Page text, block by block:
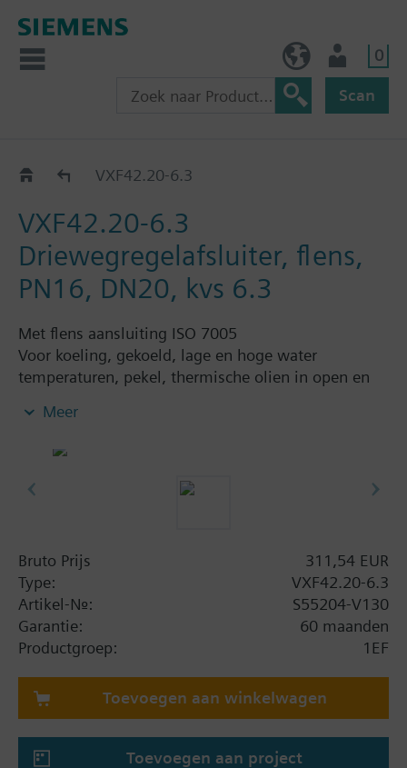
0
Scan
VXF42..VXF42.20-6.3
VXF42.20-6.3
Driewegregelafsluiter, flens,
PN16, DN20, kvs 6.3
Met flens aansluiting ISO 7005
Voor koeling, gekoeld, lage en hoge water
temperaturen, pekel, thermische olien in open en
Meer
Bruto Prijs
311,54 EUR
Type:
VXF42.20-6.3
Artikel-Nr.:
S55204-V130
Garantie:
60 maanden
Productgroep:
1EF
Toevoegen aan winkelwagen
Toevoegen aan project